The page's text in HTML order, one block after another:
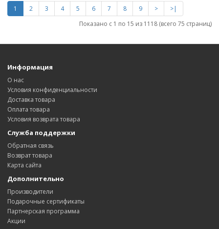
1 2 3 4 5 6 7 8 9 >
>|
Показано с 1 по 15 из 1118 (всего 75 страниц)
Информация
О нас
Условия конфиденциальности
Доставка товара
Оплата товара
Условия возврата товара
Служба поддержки
Обратная связь
Возврат товара
Карта сайта
Дополнительно
Производители
Подарочные сертификаты
Партнерская программа
Акции